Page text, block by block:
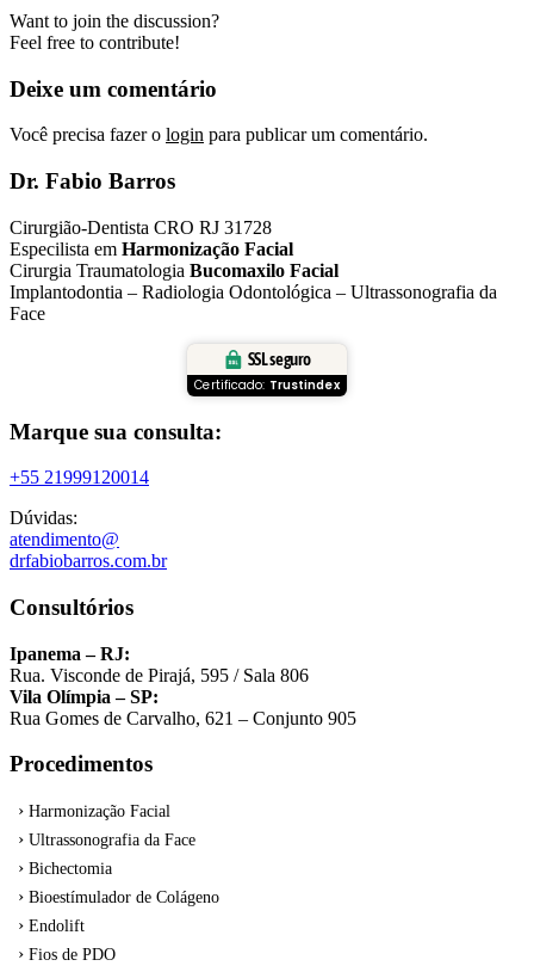
Want to join the discussion?
Feel free to contribute!
Deixe um comentário
Você precisa fazer o login para publicar um comentário.
Dr. Fabio Barros
Cirurgião-Dentista CRO RJ 31728
Especilista em Harmonização Facial
Cirurgia Traumatologia Bucomaxilo Facial
Implantodontia – Radiologia Odontológica – Ultrassonografia da
Face
SSL seguro
Certificado: Trustindex
Marque sua consulta:
+55 21999120014
Dúvidas:
atendimento@
drfabiobarros.com.br
Consultórios
Ipanema – RJ:
Rua. Visconde de Pirajá, 595 / Sala 806
Vila Olímpia – SP:
Rua Gomes de Carvalho, 621 – Conjunto 905
Procedimentos
Harmonização Facial
Ultrassonografia da Face
Bichectomia
Bioestímulador de Colágeno
Endolift
Fios de PDO